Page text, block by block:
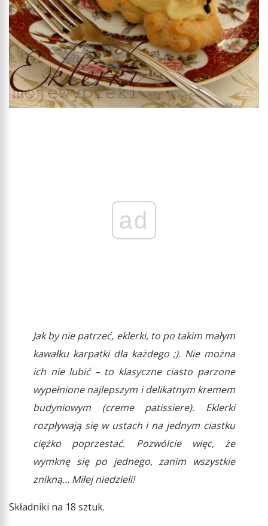
ad
Jak by nie patrzeć, eklerki, to po takim małym
kawałku karpatki dla każdego ;). Nie można
ich nie lubić – to klasyczne ciasto parzone
wypełnione najlepszym i delikatnym kremem
budyniowym (creme patissiere). Eklerki
rozpływają się w ustach i na jednym ciastku
ciężko poprzestać. Pozwólcie więc, że
wymknę się po jednego, zanim wszystkie
znikną… Miłej niedzieli!
Składniki na 18 sztuk.